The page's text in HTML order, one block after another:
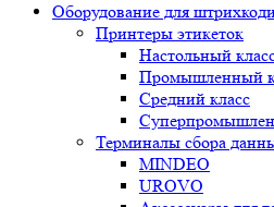
Оборудование для
Принтеры этикеток
Настольный
Промышленный
Средний класс
Терминалы сбора
MINDEO
UROVO